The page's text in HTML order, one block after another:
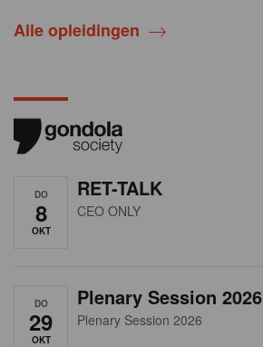
Alle opleidingen
DO
8
OKT
RET-TALK
CEO ONLY
DO
29
OKT
Plenary Session 2026
Plenary Session 2026